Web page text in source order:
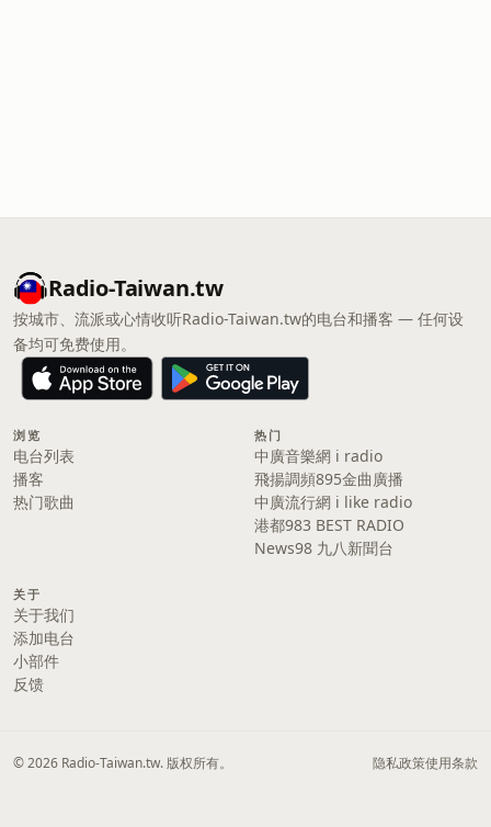
Radio-Taiwan.tw
按城市、流派或心情收听Radio-Taiwan.tw的电台和播客 — 任何设
备均可免费使用。
浏览
电台列表
播客
热门歌曲
热门
中廣音樂網 i radio
飛揚調頻895金曲廣播
中廣流行網 i like radio
港都983 BEST RADIO
News98 九八新聞台
关于
关于我们
添加电台
小部件
反馈
© 2026 Radio-Taiwan.tw. 版权所有。 隐私政策使用条款